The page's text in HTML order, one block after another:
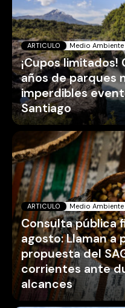
ARTICULO Medio Ambiente
Consulta pública
agosto: Llaman a
propuesta del
corrientes ante
alcances
ARTICULO Ciencia y
Hito en la ciencia
reconstruyen el